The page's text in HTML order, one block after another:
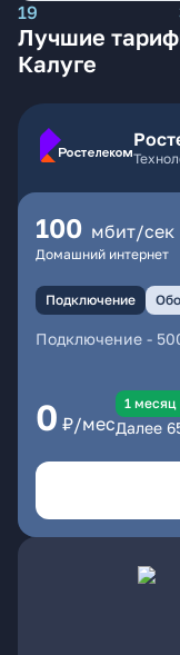
19
Лучшие
Калуге
100 мбит/сек
Домашний интернет
Подключение
Подключение -
0 ₽/мес
1 месяц
Далее